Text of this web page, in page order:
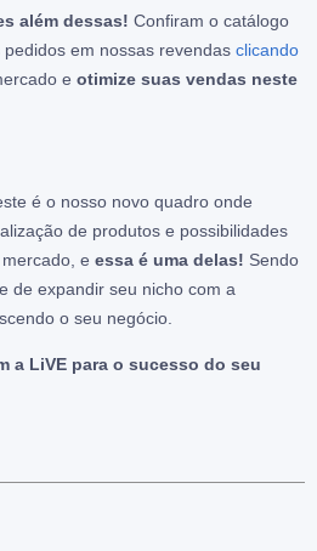
além dessas! Confiram o catálogo
em nossas revendas clicando
e otimize suas vendas neste
é o nosso novo quadro onde
de produtos e possibilidades
e essa é uma delas! Sendo
de expandir seu nicho com a
o seu negócio.
a LiVE para o sucesso do seu